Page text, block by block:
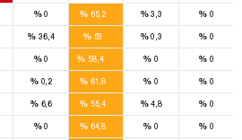
%0 %65,2 %3,3 %0
% 36,4 %53 %0,3 %0
%0 % 58,4 % 0 %0
%0,2 %61,8 % 0 %0
%6,6 %55,4 %4,8 %0
%0 %64,8 % 0 %0